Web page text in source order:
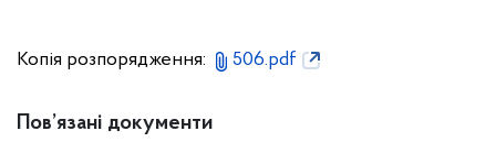
Копія розпорядження: 506.pdf
Пов’язані документи